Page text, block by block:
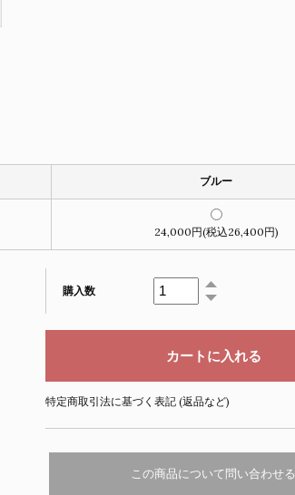
ブルー
24,000円(税込26,400円)
購入数
特定商取引法に基づく表記 (返品など)
この商品について問い合わせる